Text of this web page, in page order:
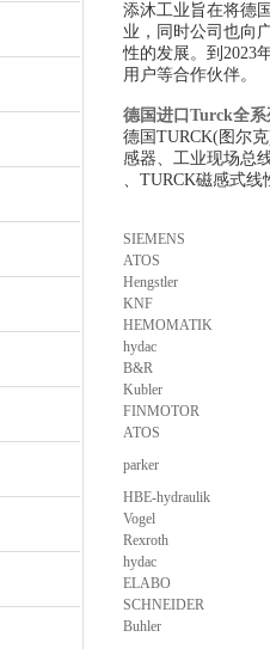
添沐工业旨在将德
业，同时公司也向
性的发展。到2023
用户等合作伙伴。
德国进口Turck全
德国TURCK(图尔
感器、工业现场总
、TURCK磁感式
SIEMENS
ATOS
Hengstler
KNF
HEMOMATIK
hydac
B&R
Kubler
FINMOTOR
ATOS
parker
HBE-hydraulik
Vogel
Rexroth
hydac
ELABO
SCHNEIDER
Buhler